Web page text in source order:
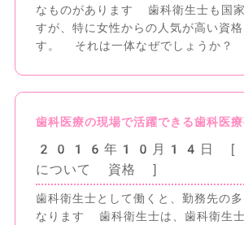
なものがあります 歯科衛生士も国
すが、特に女性からの人気が高い資
す。 それは一体なぜでしょうか
歯科医療の現場で活躍できる歯科医
2016年10月14日
[
について 資格 ]
歯科衛生士として働くと、勤務先の
なります 歯科衛生士は、歯科衛生